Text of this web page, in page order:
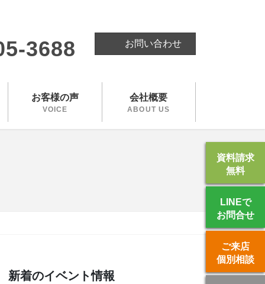
3688 お問い合わせ
お客様の声
VOICE
会社概要
ABOUT US
新着のイベント情報
資料請求
無料
LINEで
お問合せ
ご来店
個別相談